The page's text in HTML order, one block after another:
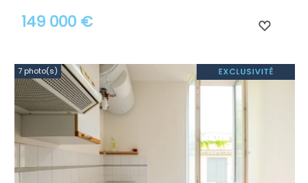
149 000 €
7 photo(s)